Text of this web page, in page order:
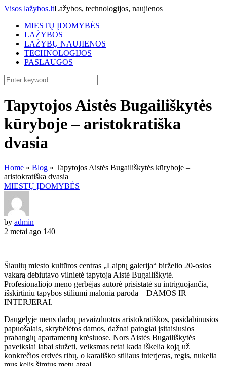
Visos lažybos.ltLažybos, technologijos, naujienos
MIESTŲ ĮDOMYBĖS
LAŽYBOS
LAŽYBŲ NAUJIENOS
TECHNOLOGIJOS
PASLAUGOS
Tapytojos Aistės Bugailiškytės
kūryboje – aristokratiška
dvasia
Home » Blog » Tapytojos Aistės Bugailiškytės kūryboje –
aristokratiška dvasia
MIESTŲ ĮDOMYBĖS
by admin
2 metai ago 140
Šiaulių miesto kultūros centras „Laiptų galerija“ birželio 20-osios
vakarą debiutavo vilnietė tapytoja Aistė Bugailiškytė.
Profesionaliojo meno gerbėjas autorė prisistatė su intriguojančia,
išskirtiniu tapybos stiliumi malonia paroda – DAMOS IR
INTERJERAI.
Daugelyje mens darbų pavaizduotos aristokratiškos, pasidabinusios
papuošalais, skrybėlėtos damos, dažnai patogiai įsitaisiusios
prabangių apartamentų krėsluose. Nors Aistės Bugailiškytės
paveikslai labai siužeti, veiksmas retai kada iškelia koją už
konkrečios erdvės ribų, o karališko stiliaus interjeras, regis, nukelia